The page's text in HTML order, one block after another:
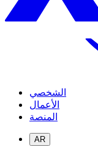
الشخصي
الأعمال
المنصة
AR